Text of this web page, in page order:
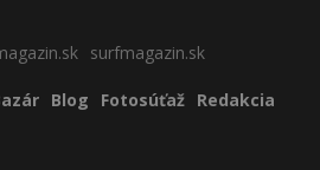
surfmagazin.sk
Blog Fotosúťaž Redakcia